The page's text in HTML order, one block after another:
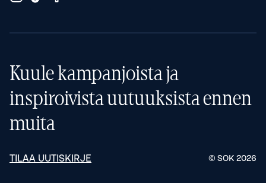
Kuule kampanjoista ja
inspiroivista uutuuksista ennen
muita
TILAA UUTISKIRJE © SOK 2026